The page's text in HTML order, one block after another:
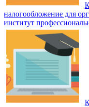
налогообложение для
институт